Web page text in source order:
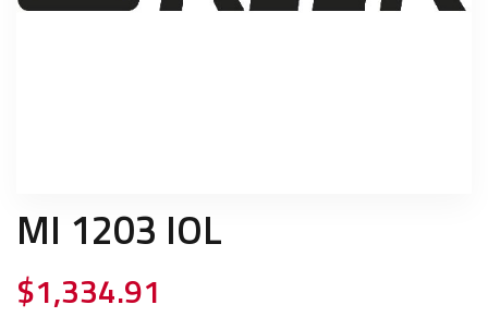
MI 1203 IOL
$1,334.91